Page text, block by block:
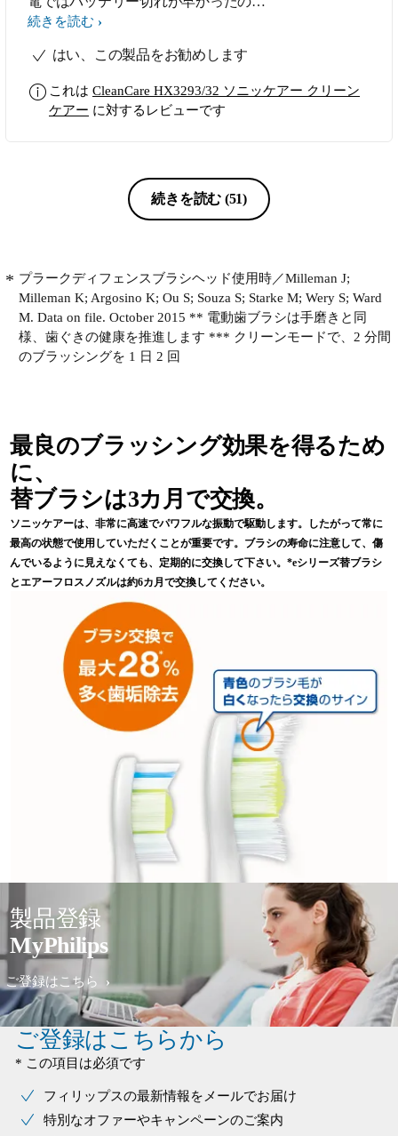
すが，2回目の充電では使用時間が大
時間50時間で，充電途中で使用するこ
に使用時間が伸びました。 カタログ
では4分／1日で10日（計40分）使える
テリーが切れません。既に200分を超
えていると思います。 これだけバッ
テリーの充電容量が大きいと，充電回
その他の性能面についても大満足で
す。 悪いところは1つだけで，充電中
の丸2日間は使用できないことです。
余談ですが，17年くらい前に買った同
社のシェーバーHQ6832はニッケル水
使用できた経験があります。エネルー
プすら無かった頃のバッテリーでした
が，驚異的な耐久性だったと思いま
す。そのことから，私はフィリップス
社のバッテリー性能を信頼していま
す。
続きを読む
はい、この製品をお勧めします
これは CleanCare HX3293/32 ソニッケアー クリーン
ケアー に対するレビューです
続きを読む (51)
プラークディフェンスブラシヘッド使用時／Milleman J;
Milleman K; Argosino K; Ou S; Souza S; Starke M; Wery S; Ward
M. Data on file. October 2015 ** 電動歯ブラシは手磨きと同
様、歯ぐきの健康を推進します *** クリーンモードで、2 分間
のブラッシングを 1 日 2 回
最良のブラッシング効果を得るため
に、
替ブラシは3カ月で交換。
ソニッケアーは、非常に高速でパワフルな振動で駆動します。したがって常に
最高の状態で使用していただくことが重要です。ブラシの寿命に注意して、傷
んでいるように見えなくても、定期的に交換して下さい。*eシリーズ替ブラシ
とエアーフロスノズルは約6カ月で交換してください。
製品登録
MyPhilips
ご登録はこちら
ご登録はこちらから
* この項目は必須です
フィリップスの最新情報をメールでお届け
特別なオファーやキャンペーンのご案内